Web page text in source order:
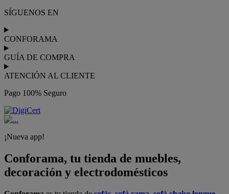
SÍGUENOS EN
CONFORAMA
GUÍA DE COMPRA
ATENCIÓN AL CLIENTE
Pago 100% Seguro
¡Nueva app!
Conforama, tu tienda de muebles,
decoración y electrodomésticos